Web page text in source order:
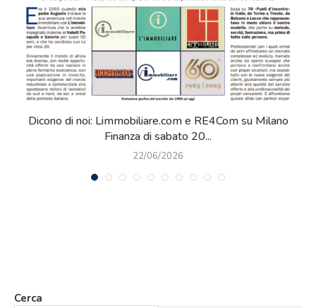
Dicono di noi: Limmobiliare.com e RE4Com su Milano
Finanza di sabato 20...
22/06/2026
Cerca